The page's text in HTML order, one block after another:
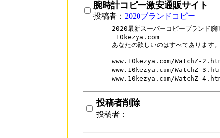
腕時計コピー激安通販サイト
投稿者： 2020ブランドコピー
2020最新スーパーコピーブランド
10kezya.com
あなたの欲しいのはすべてあります。
www.10kezya.com/WatchZ-
www.10kezya.com/WatchZ-
www.10kezya.com/WatchZ-
投稿者削除
投稿者：